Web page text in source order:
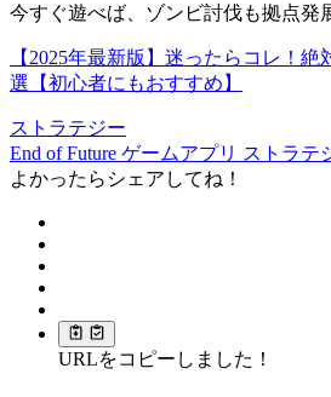
今すぐ遊べば、ゾンビ討伐も拠点発
【2025年最新版】迷ったらコレ！
選【初心者にもおすすめ】
ストラテジー
End of Future ゲームアプリ ストラテ
よかったらシェアしてね！
URLをコピーしました！